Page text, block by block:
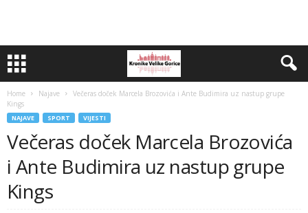
Home Najave
Večeras doček Marcela Brozovića i Ante Budimira uz nastup grupe
Kings
NAJAVE SPORT VIJESTI
Večeras doček Marcela Brozovića
i Ante Budimira uz nastup grupe
Kings